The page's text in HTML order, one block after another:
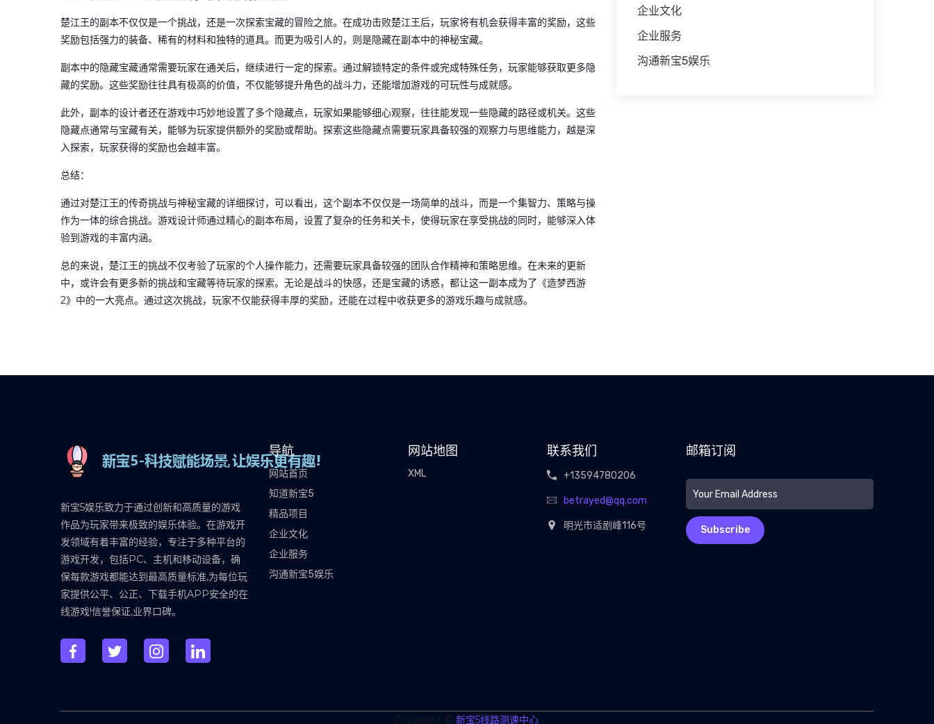
楚江王的副本不仅仅是一个挑战，还是一次探索宝藏的冒险之旅。在成功击败楚江王后，玩家将有机会获得丰富的奖励，这些
奖励包括强力的装备、稀有的材料和独特的道具。而更为吸引人的，则是隐藏在副本中的神秘宝藏。
副本中的隐藏宝藏通常需要玩家在通关后，继续进行一定的探索。通过解锁特定的条件或完成特殊任务，玩家能够获取更多隐
藏的奖励。这些奖励往往具有极高的价值，不仅能够提升角色的战斗力，还能增加游戏的可玩性与成就感。
此外，副本的设计者还在游戏中巧妙地设置了多个隐藏点，玩家如果能够细心观察，往往能发现一些隐藏的路径或机关。这些
隐藏点通常与宝藏有关，能够为玩家提供额外的奖励或帮助。探索这些隐藏点需要玩家具备较强的观察力与思维能力，越是深
入探索，玩家获得的奖励也会越丰富。
总结：
通过对楚江王的传奇挑战与神秘宝藏的详细探讨，可以看出，这个副本不仅仅是一场简单的战斗，而是一个集智力、策略与操
作为一体的综合挑战。游戏设计师通过精心的副本布局，设置了复杂的任务和关卡，使得玩家在享受挑战的同时，能够深入体
验到游戏的丰富内涵。
总的来说，楚江王的挑战不仅考验了玩家的个人操作能力，还需要玩家具备较强的团队合作精神和策略思维。在未来的更新
中，或许会有更多新的挑战和宝藏等待玩家的探索。无论是战斗的快感，还是宝藏的诱惑，都让这一副本成为了《造梦西游
2》中的一大亮点。通过这次挑战，玩家不仅能获得丰厚的奖励，还能在过程中收获更多的游戏乐趣与成就感。
企业文化
企业服务
沟通新宝5娱乐
新宝5娱乐致力于通过创新和高质量的游戏
作品为玩家带来极致的娱乐体验。在游戏开
发领域有着丰富的经验，专注于多种平台的
游戏开发，包括PC、主机和移动设备，确
保每款游戏都能达到最高质量标准,为每位玩
家提供公平、公正、下载手机APP安全的在
线游戏!信誉保证,业界口碑。‌
导航
网站首页
知道新宝5
精品项目
企业文化
企业服务
沟通新宝5娱乐
网站地图
XML
联系我们
+13594780206
betrayed@qq.com
明光市适剧峰116号
邮箱订阅
Subscribe
Copyright © 新宝5线路测速中心.